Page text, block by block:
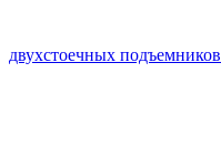
двухстоечных подъемников